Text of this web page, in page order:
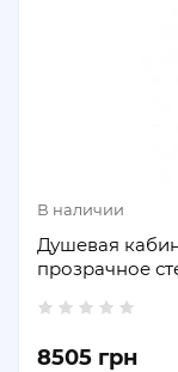
В наличии
Душевая
прозрачное
8505 грн